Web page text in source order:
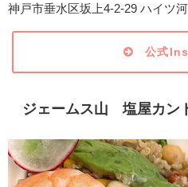
神戸市垂水区坂上4-2-29 ハイツ
公式
ジェームス山 塩屋カン